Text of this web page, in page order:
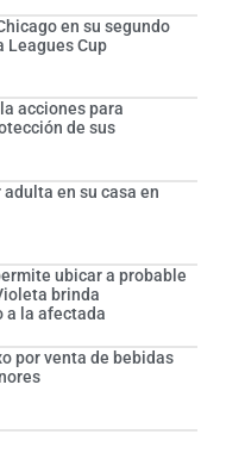
en su segundo
Leagues Cup
acciones para
de sus
en su casa en
ubicar a probable
brinda
a la afectada
por venta de bebidas